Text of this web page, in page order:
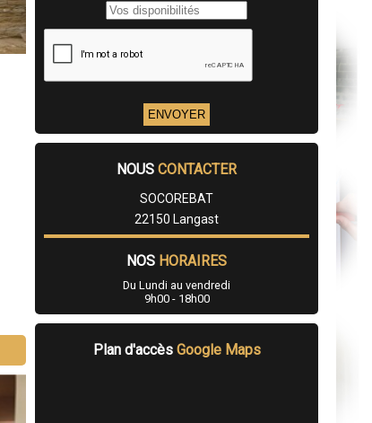
NOUS CONTACTER
SOCOREBAT
22150 Langast
NOS HORAIRES
Du Lundi au vendredi
9h00 - 18h00
Plan d'accès Google Maps